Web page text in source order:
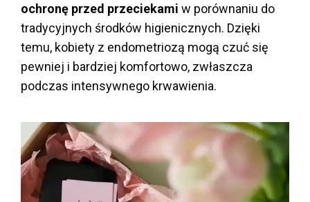
ochronę przed przeciekami w porównaniu do
tradycyjnych środków higienicznych. Dzięki
temu, kobiety z endometriozą mogą czuć się
pewniej i bardziej komfortowo, zwłaszcza
podczas intensywnego krwawienia.